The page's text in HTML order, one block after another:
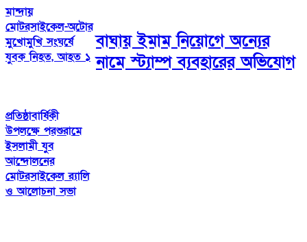
মান্দায়
মোটরসাইকেল-অটোর
মুখোমুখি সংঘর্ষে
যুবক নিহত, আহত ১
প্রতিষ্ঠাবার্ষিকী
উপলক্ষে পরশুরামে
ইসলামী যুব
আন্দোলনের
মোটরসাইকেল র‌্যালি
ও আলোচনা সভা
বাঘায় ইমাম নিয়োগে অন্যের
নামে স্ট্যাম্প ব্যবহারের অভিযোগ